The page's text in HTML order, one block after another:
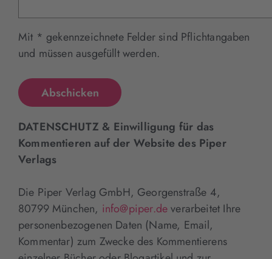
Mit * gekennzeichnete Felder sind Pflichtangaben
und müssen ausgefüllt werden.
DATENSCHUTZ & Einwilligung für das
Kommentieren auf der Website des Piper
Verlags
Die Piper Verlag GmbH, Georgenstraße 4,
80799 München, info@piper.deverarbeitet Ihre
personenbezogenen Daten (Name, Email,
Kommentar) zum Zwecke des Kommentierens